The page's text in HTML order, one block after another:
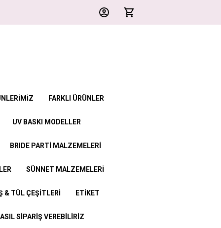
FARKLI ÜRÜNLER
UV BASKI MODELLER
BRIDE PARTİ MALZEMELERİ
SÜNNET MALZEMELERİ
& TÜL ÇEŞİTLERİ ETİKET
SİPARİŞ VEREBİLİRİZ